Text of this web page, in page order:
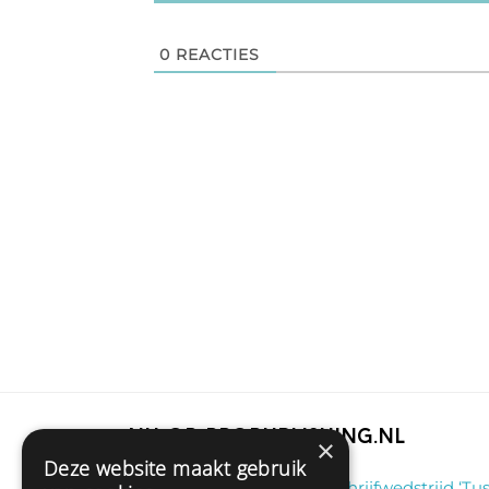
0 REACTIES
Nu op Propublishing.nl
×
Deze website maakt gebruik